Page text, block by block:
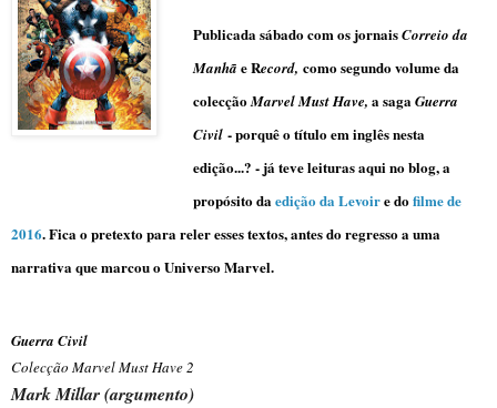
Publicada sábado com os jornaisCorreio da
Manhã e Record, como segundo volume da
colecçãoMarvel Must Have, a saga Guerra
Civil- porquê o título em inglês nesta
edição...? - já teve leituras aqui no blog, a
propósito da edição da Levoire dofilme de
2016. Fica o pretexto para reler esses textos, antes do regresso a uma
narrativa que marcou o Universo Marvel.
Guerra Civil
Colecção Marvel Must Have 2
Mark Millar (argumento)